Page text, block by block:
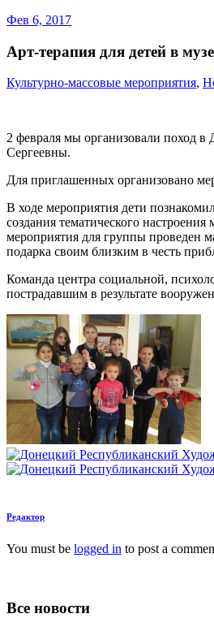
Фев 6, 2017
Арт-терапия для детей в
Культурно-массовые мероприятия,
2 февраля мы организовали поход
Сергеевны.
Для приглашенных организовано
В ходе мероприятия дети
создания тематического
мероприятия для группы проведен
подарка своим близким в честь
Команда центра социальной,
пострадавшим в результате
Редактор
You must be logged in to post a
Все новости